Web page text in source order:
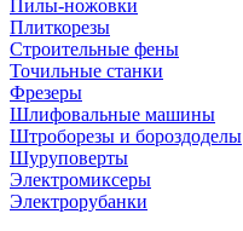
Пилы-ножовки
Плиткорезы
Строительные фены
Точильные станки
Фрезеры
Шлифовальные машины
Штроборезы и бороздоделы
Шуруповерты
Электромиксеры
Электрорубанки